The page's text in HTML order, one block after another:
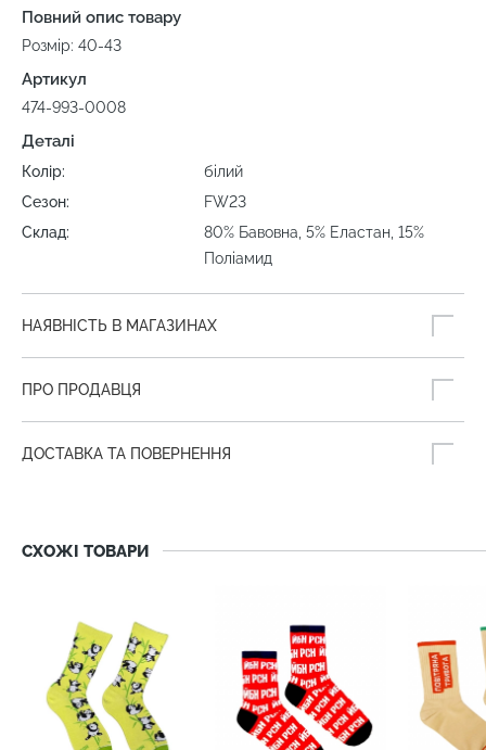
Повний опис товару
Розмір: 40-43
Артикул
474-993-0008
Деталі
Колір:
білий
Сезон:
FW23
Склад:
80% Бавовна, 5% Еластан, 15%
Поліамид
НАЯВНІСТЬ В МАГАЗИНАХ
ПРО ПРОДАВЦЯ
ДОСТАВКА ТА ПОВЕРНЕННЯ
СХОЖІ ТОВАРИ